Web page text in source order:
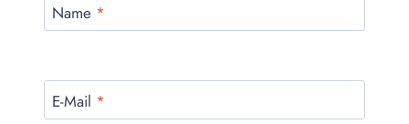
Name *
E-Mail *